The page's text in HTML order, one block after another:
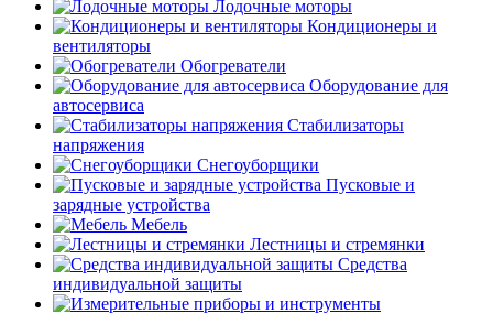
Лодочные моторы
Кондиционеры и
вентиляторы
Обогреватели
Оборудование для
автосервиса
Стабилизаторы
напряжения
Снегоуборщики
Пусковые и
зарядные устройства
Мебель
Лестницы и стремянки
Средства
индивидуальной защиты